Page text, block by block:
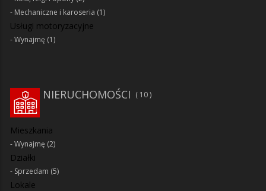
Mechaniczne i karoseria (1)
Usługi motoryzacyjne
Wynajmę (1)
NIERUCHOMOŚCI 10
Mieszkania
Wynajmę (2)
Działki
Sprzedam (5)
Lokale